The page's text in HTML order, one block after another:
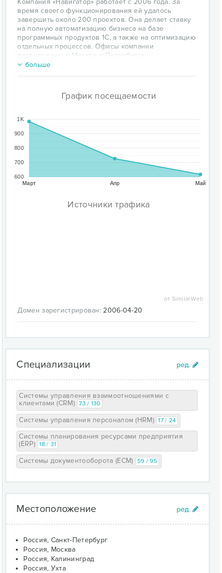
Компания «Навигатор» работает с 2006 года. За
время своего функционирования ей удалось
завершить около 200 проектов. Она делает ставку
на полную автоматизацию бизнеса на базе
программных продуктов 1С, а также на оптимизацию
отдельных процессов. Офисы компании
расположены в Москве и Петербурге.
Основными направлениями деятельности компании
являются:
внедрение бизнес-приложений;
разработка, продвижение, оптимизация и
сопровождение сайтов;
консультационная поддержка на всех этапах
индивидуальное и групповое обучение 1С.
Предлагая полный спектр услуг, ООО «Навигатор»
не перестает развиваться. На сегодняшний день
большой клиентской базы - более 200 средних
Индивидуальный подход позволяет удовлетворить
это новый опыт и профессиональный рост
сотрудников.
больше
График посещаемости
Март Апр Май
600
700
800
900
1K
Источники трафика
от SimilarWeb
Домен зарегистрирован: 2006-04-20
Специализации
Системы управления взаимоотношениями с
клиентами (CRM) 73 / 130
Системы управления персоналом (HRM) 17 / 24
Системы планирования ресурсами предприятия
(ERP) 18 / 31
Системы документооборота (ECM) 59 / 95
Местоположение
Россия, Санкт-Петербург
Россия, Москва
Россия, Калининград
Россия, Ухта